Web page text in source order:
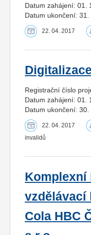
Datum zahájení: 01.
Datum ukončení: 31.
22. 04. 2017
Registrační číslo
Datum zahájení: 01.
Datum ukončení: 30.
22. 04. 2017
invalidů
Komplexní
vzdělávací
Cola HBC